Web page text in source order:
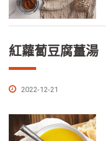
紅蘿蔔豆腐薑湯
2022-12-21